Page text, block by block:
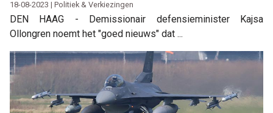
18-08-2023 | Politiek & Verkiezingen
DEN HAAG - Demissionair defensieminister Kajsa
Ollongren noemt het "goed nieuws" dat ...